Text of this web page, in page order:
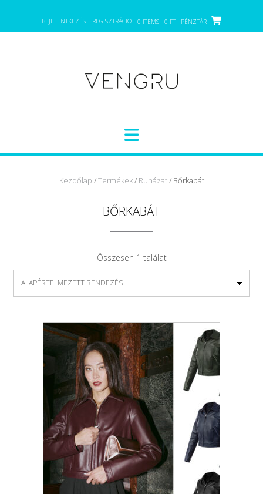
content
BEJELENTKEZÉS | REGISZTRÁCIÓ 0 ITEMS - 0 FT PÉNZTÁR
Kezdőlap /Termékek/ Ruházat/ Bőrkabát
BŐRKABÁT
Összesen 1 találat